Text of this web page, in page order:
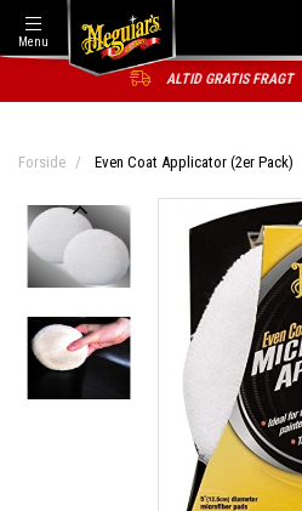
Menu
ALTID GRATIS FRAGT
Forside Even Coat Applicator (2er Pack)